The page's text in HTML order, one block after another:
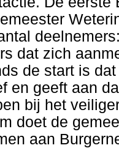
dat zich
de start is
en geeft aan
bij het
doet de
aan